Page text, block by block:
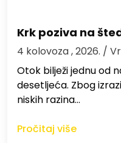
Krk poziva na
4 kolovoza , 2026. /
Otok bilježi jednu od
desetljeća. Zbog
niskih razina…
Pročitaj više